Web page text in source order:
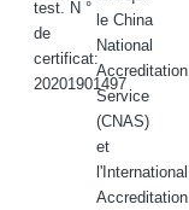
test. N °
de
certificat:
20201901497
le China
National
Accreditation
Service
(CNAS)
et
l'International
Accreditation